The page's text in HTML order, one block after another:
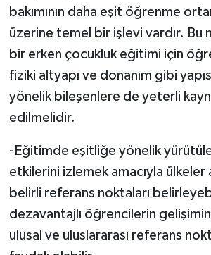
bakımının daha eşit öğrenme
üzerine temel bir işlevi vardır. Bu
bir erken çocukluk eğitimi için
fiziki altyapı ve donanım gibi
yönelik bileşenlere de yeterli
edilmelidir.
-Eğitimde eşitliğe yönelik
etkilerini izlemek amacıyla ülkeler
belirli referans noktaları
dezavantajlı öğrencilerin
ulusal ve uluslararası referans